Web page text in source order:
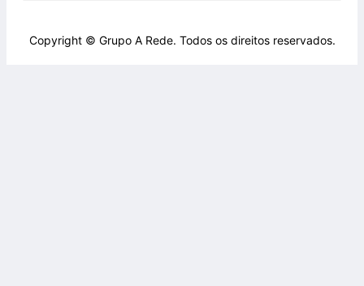
Copyright © Grupo A Rede. Todos os direitos reservados.